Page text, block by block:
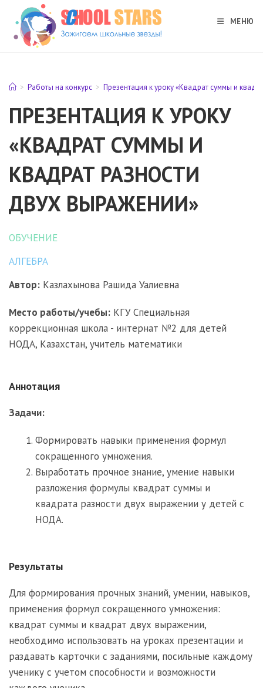
Перейти
содержимому
МЕНЮ
> Работы на конкурс > Презентация к уроку «Квадрат суммы и
ПРЕЗЕНТАЦИЯ К УРОКУ
«КВАДРАТ СУММЫ И
КВАДРАТ РАЗНОСТИ
ДВУХ ВЫРАЖЕНИИ»
ОБУЧЕНИЕ
АЛГЕБРА
Автор: Казлахынова Рашида Уалиевна
Место работы/учебы: КГУ Специальная
коррекционная школа - интернат №2 для детей
НОДА, Казахстан, учитель математики
Аннотация
Задачи:
Формировать навыки применения формул
сокращенного умножения.
Выработать прочное знание, умение навыки
разложения формулы квадрат суммы и
квадрата разности двух выражении у детей с
НОДА.
Результаты
Для формирования прочных знаний, умении, навыков,
применения формул сокращенного умножения:
квадрат суммы и квадрат двух выражении,
необходимо использовать на уроках презентации и
раздавать карточки с заданиями, посильные каждому
ученику с учетом способности и возможности